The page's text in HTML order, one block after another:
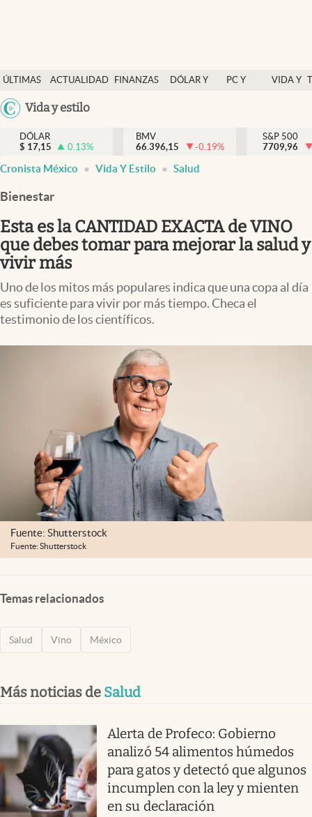
ÚLTIMAS
NOTICIAS
ACTUALIDAD
FINANZAS
DÓLAR Y
PC Y
VIDA Y
México
Vida y estilo
Actualidad
Finanzas y economía
Dólar y mercados
Pc y celular
Vida y estilo
Tv
Clima
Espiritualidad
DÓLAR
$ 17,15 0.13%
BMV
66.396,15
-0.19%
S&P 500
7709,96
Cronista México Vida Y Estilo Salud
Bienestar
Esta es la CANTIDAD EXACTA de VINO
que debes tomar para mejorar la salud y
vivir más
Uno de los mitos más populares indica que una copa al día
es suficiente para vivir por más tiempo. Checa el
testimonio de los científicos.
Fuente: Shutterstock
Fuente: Shutterstock
Temas relacionados
Salud Vino México
Más noticias de Salud
Alerta de Profeco: Gobierno
analizó 54 alimentos húmedos
para gatos y detectó que algunos
incumplen con la ley y mienten
en su declaración